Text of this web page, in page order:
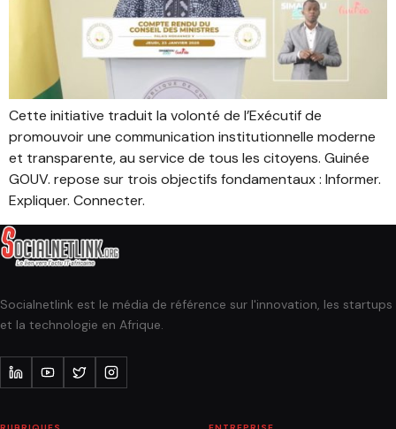
Cette initiative traduit la volonté de l’Exécutif de
promouvoir une communication institutionnelle moderne
et transparente, au service de tous les citoyens. Guinée
GOUV. repose sur trois objectifs fondamentaux : Informer.
Expliquer. Connecter.
Socialnetlink est le média de référence sur l'innovation, les startups
et la technologie en Afrique.